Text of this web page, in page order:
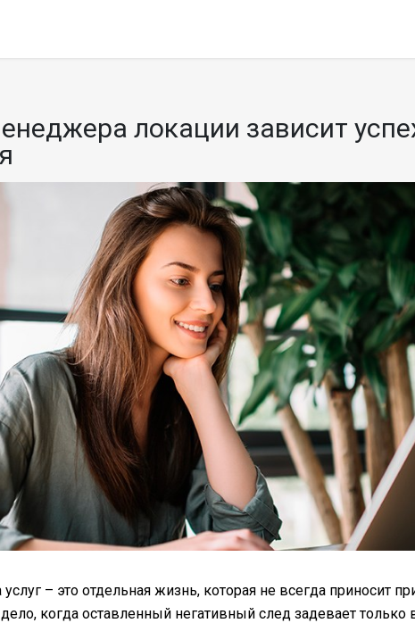
локации зависит
– это отдельная жизнь, которая не всегда приносит
когда оставленный негативный след задевает